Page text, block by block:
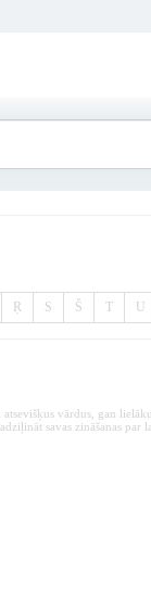
Ŗ S Š T U
vārdus, gan
savas zināšanas par